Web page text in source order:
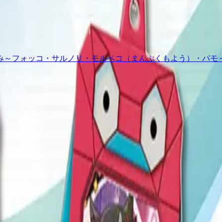
フォッコ・サルノリ・モルペコ（まんぷくもよう）・パモ